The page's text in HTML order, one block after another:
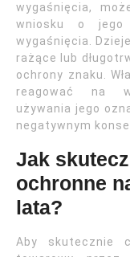
wygaśnięcia,
wniosku o jego
wygaśnięcia.
rażące lub
ochrony znaku.
reagować na
używania jego
negatywnym
Jak
ochronne
lata?
Aby skutecznie